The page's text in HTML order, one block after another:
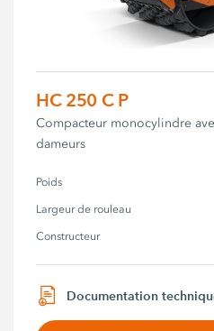
HC 250 C P
Compacteur monocylindre
dameurs
Poids
Largeur de rouleau
Constructeur
Documentation